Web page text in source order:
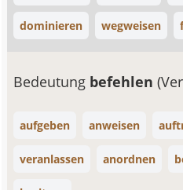
dominieren wegweisen
Bedeutung befehlen
aufgeben anweisen
veranlassen anordnen